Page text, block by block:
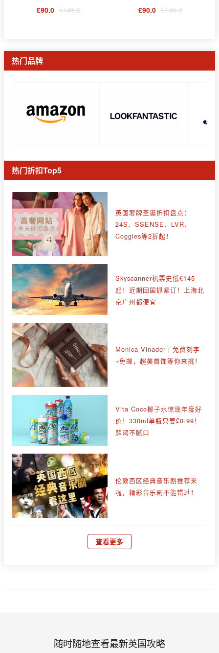
£90.0 £145.0
£90.0 £145.0
热门品牌
热门折扣Top5
英国奢牌圣诞折扣盘点：
24S、SSENSE、LVR、
Coggles等2折起！
Skyscanner机票史低£145
起！近期回国抓紧订！上海北
京广州都便宜
Monica Vinader | 免费刻字
+免邮，超美首饰等你来挑！
Vita Coco椰子水惊现年度好
价！330ml单瓶只要£0.99！
解渴不腻口
伦敦西区经典音乐剧推荐来
啦，精彩音乐剧不能错过！
查看更多
随时随地查看最新英国攻略